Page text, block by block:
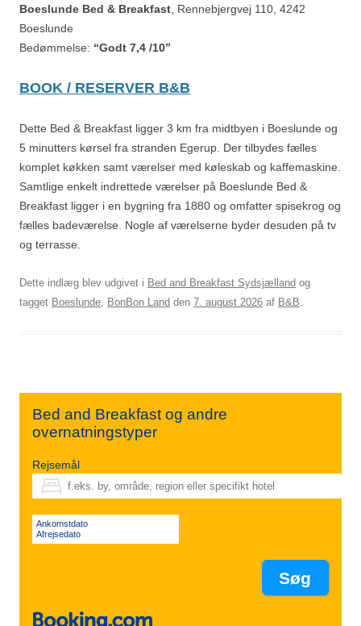
Boeslunde Bed & Breakfast, Rennebjergvej 110, 4242
Boeslunde
Bedømmelse: “Godt 7,4 /10”
BOOK / RESERVER B&B
Dette Bed & Breakfast ligger 3 km fra midtbyen i Boeslunde og
5 minutters kørsel fra stranden Egerup. Der tilbydes fælles
komplet køkken samt værelser med køleskab og kaffemaskine.
Samtlige enkelt indrettede værelser på Boeslunde Bed &
Breakfast ligger i en bygning fra 1880 og omfatter spisekrog og
fælles badeværelse. Nogle af værelserne byder desuden på tv
og terrasse.
Dette indlæg blev udgivet i Bed and Breakfast Sydsjælland og
tagget Boeslunde, BonBon Land den 7. august 2026 af B&B.
Bed and Breakfast og andre
overnatningstyper
Rejsemål
Ankomstdato
Afrejsedato